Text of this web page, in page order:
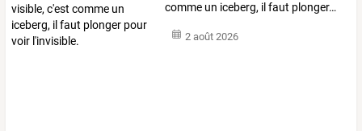
comme un iceberg, il faut plonger…
2 août 2026